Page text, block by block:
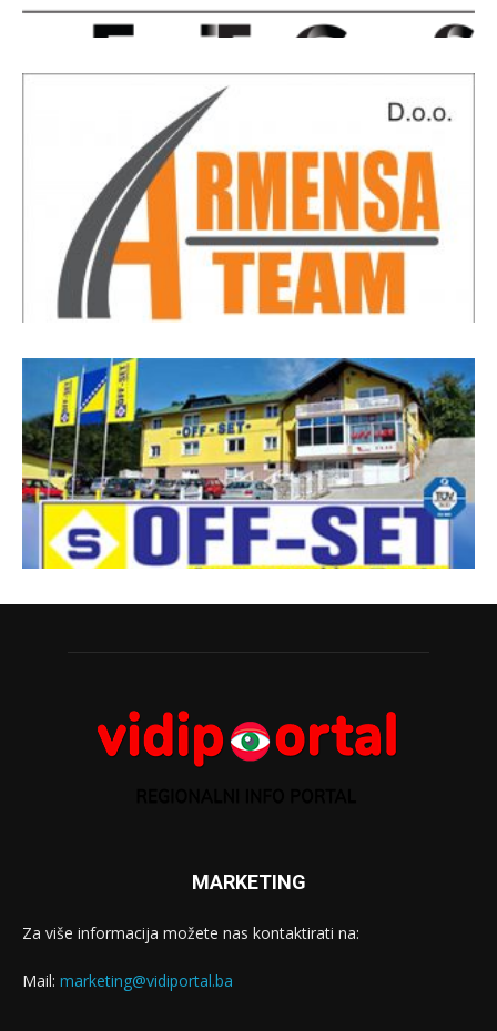
MARKETING
Za više informacija možete nas kontaktirati na:
Mail: marketing@vidiportal.ba